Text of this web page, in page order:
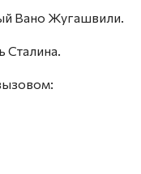
Вано Жугашвили.
Сталина.